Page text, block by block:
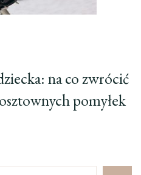
na co zwrócić
pomyłek